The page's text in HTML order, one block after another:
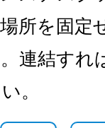
所を固定
連結すれ
。